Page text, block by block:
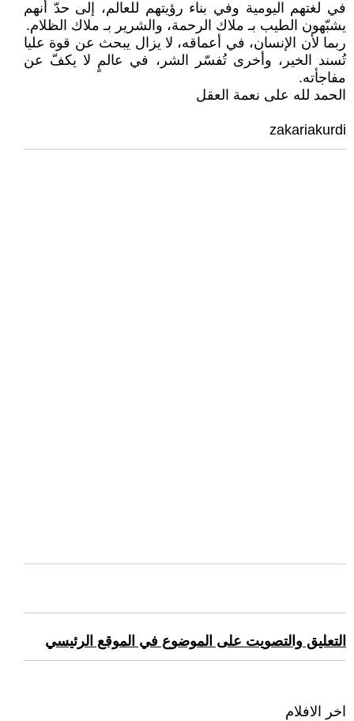
في لغتهم اليومية وفي بناء رؤيتهم للعالم، إلى حدّ أنهم
يشبّهون الطيب بـ ملاك الرحمة، والشرير بـ ملاك الظلام.
ربما لأن الإنسان، في أعماقه، لا يزال يبحث عن قوة عليا
تُسند الخير، وأخرى تُفسّر الشر، في عالمٍ لا يكفّ عن
مفاجأته.
الحمد لله على نعمة العقل
zakariakurdi
التعليق والتصويت على الموضوع في الموقع الرئيسي
اخر الافلام